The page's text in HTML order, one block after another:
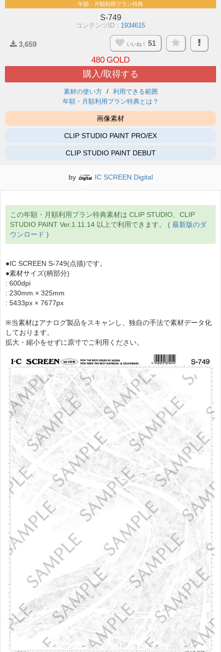
年額・月額利用プラン特典
S-749
コンテンツID： 1934615
3,659 いいね！ 51
480 GOLD
購入/取得する
素材の使い方
利用できる範囲
年額・月額利用プラン特典とは？
画像素材
CLIP STUDIO PAINT PRO/EX
CLIP STUDIO PAINT DEBUT
by IC SCREEN Digital
この年額・月額利用プラン特典素材は CLIP STUDIO、CLIP
STUDIO PAINT Ver.1.11.14 以上で利用できます。 ( 最新版のダ
ウンロード )
●IC SCREEN S-749(点描)です。
●素材サイズ(柄部分)
: 600dpi
: 230mm × 325mm
: 5433px × 7677px
※当素材はアナログ製品をスキャンし、独自の手法で素材データ化
しております。
拡大・縮小をせずに原寸でご利用ください。